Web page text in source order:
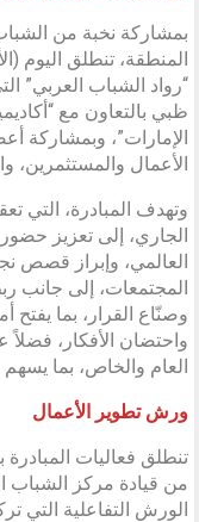
بمشاركة نخبة من
المنطقة، تنطلق اليوم
“رواد الشباب العربي”
ظبي بالتعاون مع
الإمارات”، وبمشاركة
الأعمال والمستثمرين،
الجاري، إلى تعزيز
العالمي، وإبراز قصص
المجتمعات، إلى جانب
وصنّاع القرار، بما يفتح
واحتضان الأفكار،
العام والخاص، بما
ورش تطوير الأعمال
تنطلق فعاليات المبادرة
من قيادة مركز الشباب
الورش التفاعلية التي